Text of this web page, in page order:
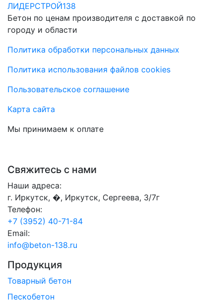
ЛИДЕРСТРОЙ138
Бетон по ценам производителя с доставкой по
городу и области
Политика обработки персональных данных
Политика использования файлов cookies
Пользовательское соглашение
Карта сайта
Мы принимаем к оплате
Свяжитесь с нами
Наши адреса:
г. Иркутск, �, Иркутск, Сергеева, 3/7г
Телефон:
+7 (3952) 40-71-84
Email:
info@beton-138.ru
Продукция
Товарный бетон
Пескобетон